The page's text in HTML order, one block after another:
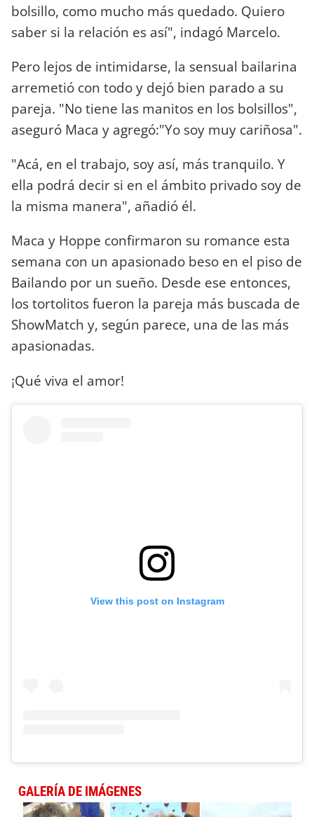
bolsillo, como mucho más quedado. Quiero
saber si la relación es así", indagó Marcelo.
Pero lejos de intimidarse, la sensual bailarina
arremetió con todo y dejó bien parado a su
pareja. "No tiene las manitos en los bolsillos",
aseguró Maca y agregó:"Yo soy muy cariñosa".
"Acá, en el trabajo, soy así, más tranquilo. Y
ella podrá decir si en el ámbito privado soy de
la misma manera", añadió él.
Maca y Hoppe confirmaron su romance esta
semana con un apasionado beso en el piso de
Bailando por un sueño. Desde ese entonces,
los tortolitos fueron la pareja más buscada de
ShowMatch y, según parece, una de las más
apasionadas.
¡Qué viva el amor!
View this post on Instagram
GALERÍA DE IMÁGENES